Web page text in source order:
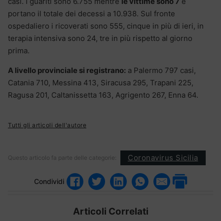
portano il totale dei decessi a 10.938. Sul fronte
ospedaliero i ricoverati sono 555, cinque in più di ieri, in
terapia intensiva sono 24, tre in più rispetto al giorno
prima.
A livello provinciale si registrano: a Palermo 797 casi,
Catania 710, Messina 413, Siracusa 295, Trapani 225,
Ragusa 201, Caltanissetta 163, Agrigento 267, Enna 64.
Tutti gli articoli dell'autore
Questo articolo fa parte delle categorie: Coronavirus Sicilia
Condividi
Articoli Correlati